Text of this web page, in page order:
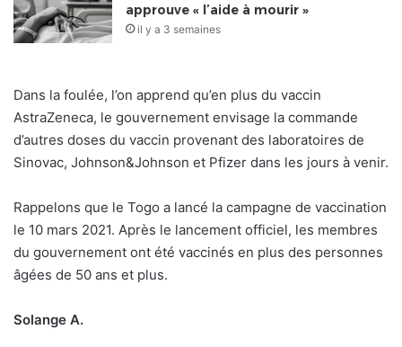
approuve « l’aide à mourir »
il y a 3 semaines
Dans la foulée, l’on apprend qu’en plus du vaccin
AstraZeneca, le gouvernement envisage la commande
d’autres doses du vaccin provenant des laboratoires de
Sinovac, Johnson&Johnson et Pfizer dans les jours à venir.
Rappelons que le Togo a lancé la campagne de vaccination
le 10 mars 2021. Après le lancement officiel, les membres
du gouvernement ont été vaccinés en plus des personnes
âgées de 50 ans et plus.
Solange A.